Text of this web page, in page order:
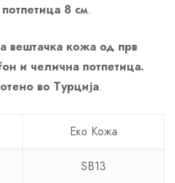
8 см.
вештачка кожа од прв
и челична потпетица.
во Турција.
Еко Кожа
SB13